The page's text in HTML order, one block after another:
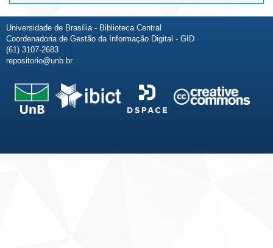
Universidade de Brasília - Biblioteca Central
Coordenadoria de Gestão da Informação Digital - GID
(61) 3107-2683
repositorio@unb.br